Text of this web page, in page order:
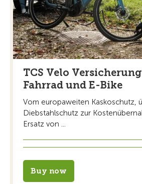
TCS Velo
Fahrrad und E-Bike
Vom europaweiten Kaskoschutz,
Diebstahlschutz zur
Ersatz von ...
Buy now